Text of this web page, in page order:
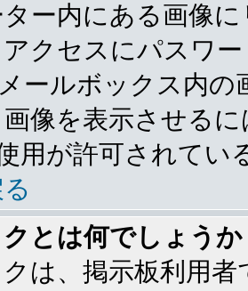
ー内にある画像
クセスにパスワ
ールボックス内
像を表示させる
用が許可されて
とは何でしょうか
は、掲示板利用